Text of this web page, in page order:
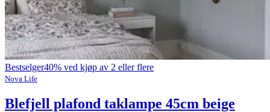
Bestselger40% ved kjøp av 2 eller flere
Nova Life
Blefjell plafond taklampe 45cm beige